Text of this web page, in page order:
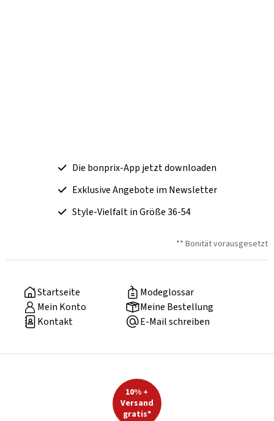
Die bonprix-App jetzt downloaden
Exklusive Angebote im Newsletter
Style-Vielfalt in Größe 36-54
** Bonität vorausgesetzt
Startseite
Modeglossar
Mein Konto
Meine Bestellung
Kontakt
E-Mail schreiben
10% +
Versand
gratis*